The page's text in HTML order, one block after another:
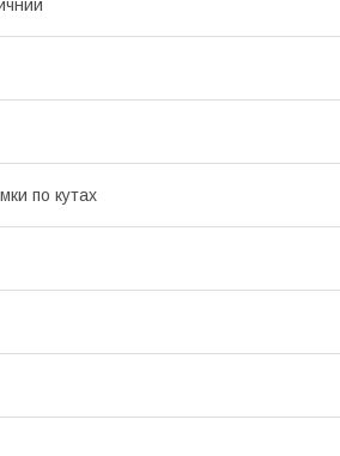
по кутах